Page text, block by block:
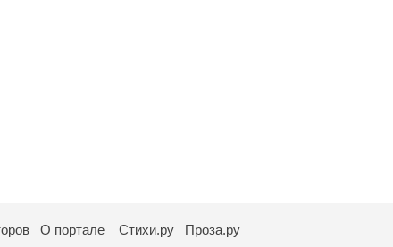
О портале Стихи.ру Проза.ру